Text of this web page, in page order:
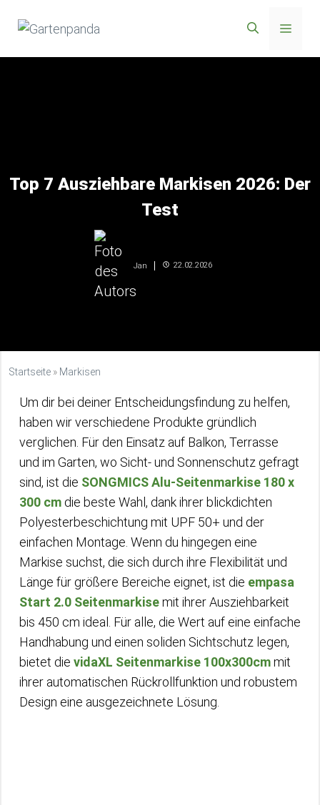
Inhalt
Menü
Top 7 Ausziehbare Markisen 2026: Der
Test
Jan 22.02.2026
Startseite » Markisen
Um dir bei deiner Entscheidungsfindung zu helfen,
haben wir verschiedene Produkte gründlich
verglichen. Für den Einsatz auf Balkon, Terrasse
und im Garten, wo Sicht- und Sonnenschutz gefragt
sind, ist die SONGMICS Alu-Seitenmarkise 180 x
300 cm die beste Wahl, dank ihrer blickdichten
Polyesterbeschichtung mit UPF 50+ und der
einfachen Montage. Wenn du hingegen eine
Markise suchst, die sich durch ihre Flexibilität und
Länge für größere Bereiche eignet, ist die empasa
Start 2.0 Seitenmarkisemit ihrer Ausziehbarkeit
bis 450 cm ideal. Für alle, die Wert auf eine einfache
Handhabung und einen soliden Sichtschutz legen,
bietet die vidaXL Seitenmarkise 100x300cmmit
ihrer automatischen Rückrollfunktion und robustem
Design eine ausgezeichnete Lösung.